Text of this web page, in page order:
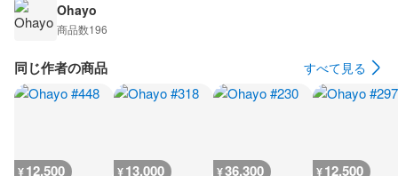
Ohayo
商品数196
同じ作者の商品 すべて見る
¥12,500 ¥13,000 ¥36,300 ¥12,500